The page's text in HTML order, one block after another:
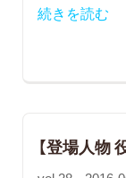
続きを読む
【登場人物